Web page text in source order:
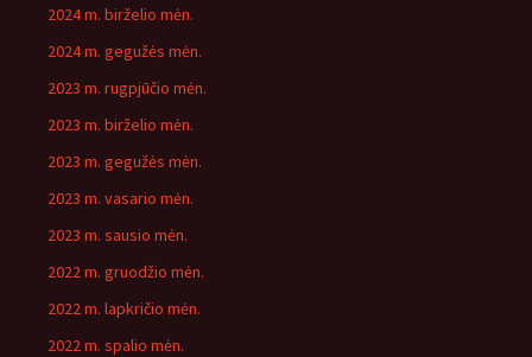
2024 m. birželio mėn.
2024 m. gegužės mėn.
2023 m. rugpjūčio mėn.
2023 m. birželio mėn.
2023 m. gegužės mėn.
2023 m. vasario mėn.
2023 m. sausio mėn.
2022 m. gruodžio mėn.
2022 m. lapkričio mėn.
2022 m. spalio mėn.